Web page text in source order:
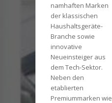
namhaften Marken
der klassischen
Haushaltsgeräte-
Branche sowie
innovative
Neueinsteiger aus
dem Tech-Sektor.
Neben den
etablierten
Premiummarken wie